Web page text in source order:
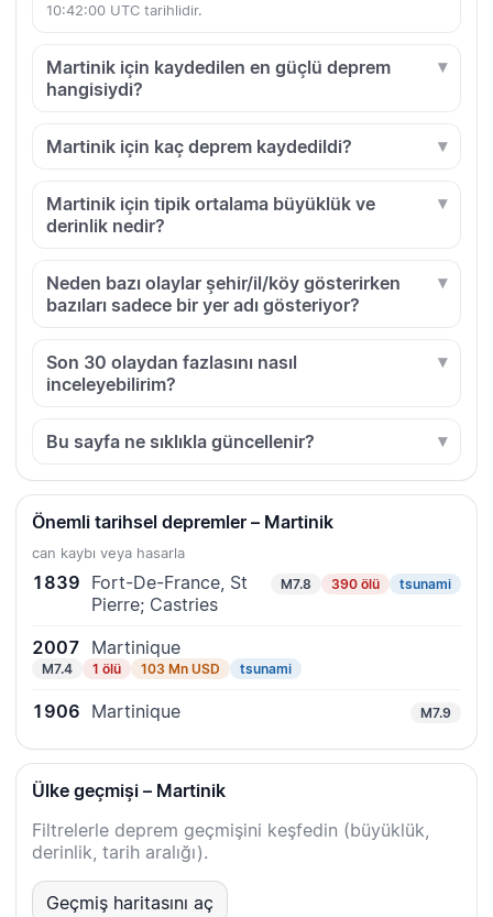
10:42:00 UTC tarihlidir.
Martinik için kaydedilen en güçlü deprem
hangisiydi?
Martinik için kaç deprem kaydedildi?
Martinik için tipik ortalama büyüklük ve
derinlik nedir?
Neden bazı olaylar şehir/il/köy gösterirken
bazıları sadece bir yer adı gösteriyor?
Son 30 olaydan fazlasını nasıl
inceleyebilirim?
Bu sayfa ne sıklıkla güncellenir?
Önemli tarihsel depremler – Martinik
can kaybı veya hasarla
1839 Fort-De-France, St
Pierre; Castries
M7.8 390 ölü tsunami
2007 Martinique
M7.4 1 ölü 103 Mn USD tsunami
1906 Martinique M7.9
Ülke geçmişi – Martinik
Filtrelerle deprem geçmişini keşfedin (büyüklük,
derinlik, tarih aralığı).
Geçmiş haritasını aç